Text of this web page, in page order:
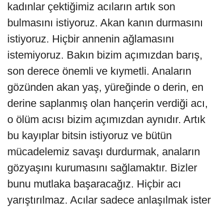
kadınlar çektiğimiz acıların artık son
bulmasını istiyoruz. Akan kanın durmasını
istiyoruz. Hiçbir annenin ağlamasını
istemiyoruz. Bakın bizim açımızdan barış,
son derece önemli ve kıymetli. Anaların
gözünden akan yaş, yüreğinde o derin, en
derine saplanmış olan hançerin verdiği acı,
o ölüm acısı bizim açımızdan aynıdır. Artık
bu kayıplar bitsin istiyoruz ve bütün
mücadelemiz savaşı durdurmak, anaların
gözyaşını kurumasını sağlamaktır. Bizler
bunu mutlaka başaracağız. Hiçbir acı
yarıştırılmaz. Acılar sadece anlaşılmak ister